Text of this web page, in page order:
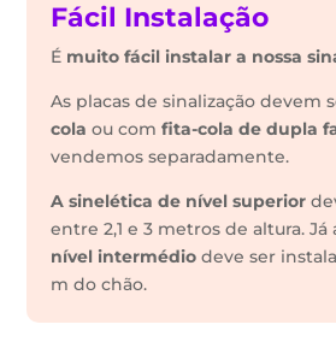
Fácil Instalação
É muito fácil instalar a nossa
As placas de sinalização devem
cola ou comfita-cola de dupla
vendemos separadamente.
A sinelética de nível superior
entre 2,1 e 3 metros de altura. Já
nível intermédiodeve ser
m do chão.